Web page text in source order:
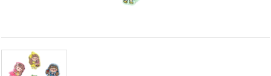
Datenverkehr
analysieren